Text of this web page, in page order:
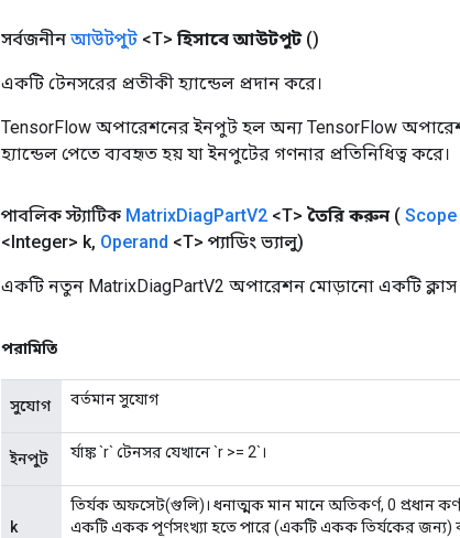
সর্বজনীন আউটপুট <T> হিসাবে আউটপুট ()
একটি টেনসরের প্রতীকী হ্যান্ডেল প্রদান করে।
TensorFlow অপারেশনের ইনপুট হল অন্য TensorFlow
হ্যান্ডেল পেতে ব্যবহৃত হয় যা ইনপুটের গণনার প্রতিনিধিত্ব করে।
পাবলিক স্ট্যাটিক MatrixDiagPartV2 <T> তৈরি করুন ( Scope
<Integer> k, Operand <T> প্যাডিং ভ্যালু)
একটি নতুন MatrixDiagPartV2 অপারেশন মোড়ানো একটি ক্লাস
পরামিতি
সুযোগ বর্তমান সুযোগ
ইনপুট র্যাঙ্ক `r` টেনসর যেখানে `r >= 2`।
k
তির্যক অফসেট(গুলি)। ধনাত্মক মান মানে অতিকর্ণ, 0 প্রধান
একটি একক পূর্ণসংখ্যা হতে পারে (একটি একক তির্যকের জন্য) বা